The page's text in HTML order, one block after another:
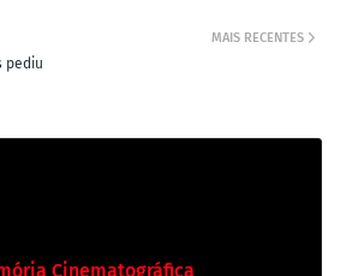
MAIS RECENTES
pediu
Cinematográfica